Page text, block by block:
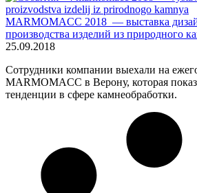
MARMOMACC 2018 — выставка
производства изделий из природного
25.09.2018
Сотрудники компании выехали на
MARMOMACC в Верону, которая
тенденции в сфере камнеобработки.